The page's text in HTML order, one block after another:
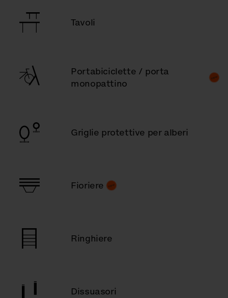
Tavoli
Portabiciclette / porta
monopattino
Griglie protettive per alberi
Fioriere
Ringhiere
Dissuasori